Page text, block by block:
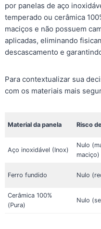
por panelas de aço
temperado ou cerâmica
maciços e não possuem
aplicadas, eliminando
descascamento e
Para contextualizar sua
com os materiais mais
Material da panela Risco
Aço inoxidável (Inox)
Nulo
maciço)
Ferro fundido Nulo
Cerâmica 100%
(Pura)
Nulo